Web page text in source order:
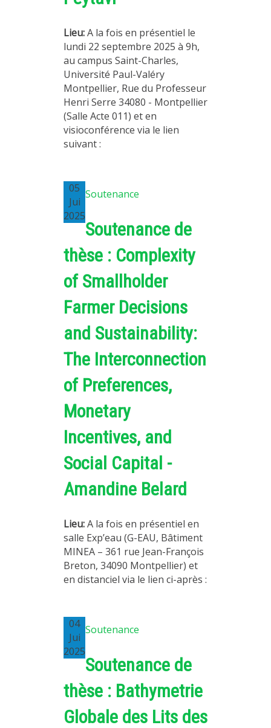
Lieu:A la fois en présentiel le
lundi 22 septembre 2025 à 9h,
au campus Saint-Charles,
Université Paul-Valéry
Montpellier, Rue du Professeur
Henri Serre 34080 - Montpellier
(Salle Acte 011) et en
visioconférence via le lien
suivant :
05
Jui
2025
Soutenance
Soutenance de
thèse : Complexity
of Smallholder
Farmer Decisions
and Sustainability:
The Interconnection
of Preferences,
Monetary
Incentives, and
Social Capital -
Amandine Belard
Lieu:A la fois en présentiel en
salle Exp’eau (G-EAU, Bâtiment
MINEA – 361 rue Jean-François
Breton, 34090 Montpellier) et
en distanciel via le lien ci-après :
04
Jui
2025
Soutenance
Soutenance de
thèse : Bathymetrie
Globale des Lits des